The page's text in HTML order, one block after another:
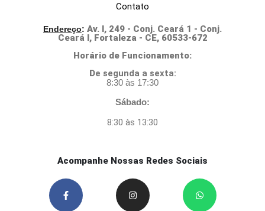
Contato
Endereço: Av. I, 249 - Conj. Ceará 1 - Conj.
Ceará I, Fortaleza - CE, 60533-672
Horário de Funcionamento:
De segunda a sexta:
8:30 às 17:30
Sábado:
8:30 às 13:30
Acompanhe Nossas Redes Sociais